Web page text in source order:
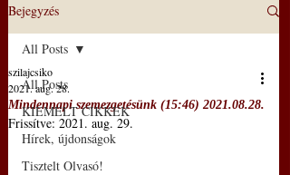
Bejegyzés
All Posts
KIEMELT CIKKEK
Hírek, újdonságok
Tisztelt Olvasó!
All Posts
Mindennapi szemezgetésünk (15:46) 2021.08.28.
szilajcsiko
2021. aug. 28.
Frissítve: 2021. aug. 29.